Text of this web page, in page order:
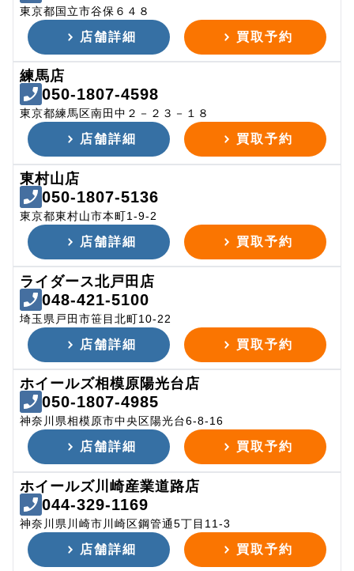
東京都国立市谷保６４８
店舗詳細 買取予約
練馬店
050-1807-4598
東京都練馬区南田中２－２３－１８
店舗詳細 買取予約
東村山店
050-1807-5136
東京都東村山市本町1-9-2
店舗詳細 買取予約
ライダース北戸田店
048-421-5100
埼玉県戸田市笹目北町10-22
店舗詳細 買取予約
ホイールズ相模原陽光台店
050-1807-4985
神奈川県相模原市中央区陽光台6-8-16
店舗詳細 買取予約
ホイールズ川崎産業道路店
044-329-1169
神奈川県川崎市川崎区鋼管通5丁目11-3
店舗詳細 買取予約